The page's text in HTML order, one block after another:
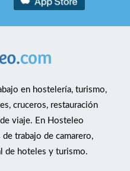
en hostelería, turismo,
cruceros, restauración
viaje. En Hosteleo
trabajo de camarero,
de hoteles y turismo.